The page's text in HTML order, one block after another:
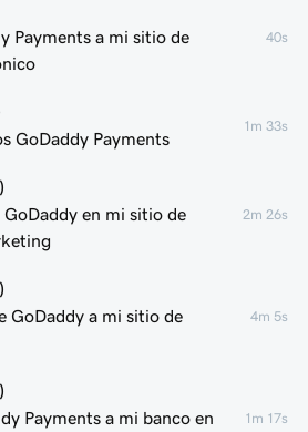
Payments a mi sitio de
40s
GoDaddy Payments
1m 33s
GoDaddy en mi sitio de
2m 26s
GoDaddy a mi sitio de
4m 5s
Payments a mi banco en
1m 17s